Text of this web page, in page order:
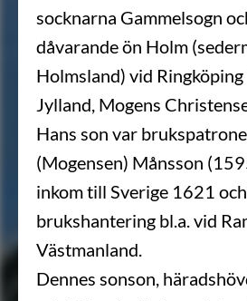
socknarna Gammelsogn
dåvarande ön Holm
Holmsland) vid
Jylland, Mogens
Hans son var
(Mogensen) Månsson
inkom till Sverige 1621
brukshantering bl.a. vid
Västmanland.
Dennes sonson,